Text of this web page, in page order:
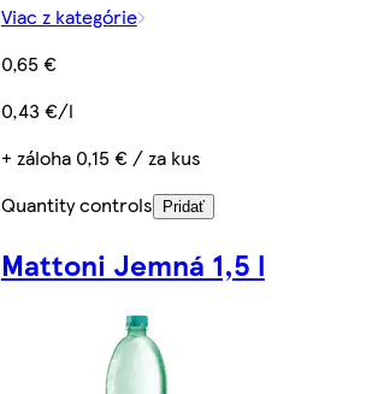
Viac z kategórie
0,65 €
0,43 €/l
+ záloha 0,15 € / za kus
Quantity controls
Pridať
Mattoni Jemná 1,5 l